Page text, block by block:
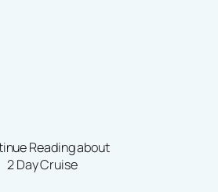
Reading about
2 Day Cruise